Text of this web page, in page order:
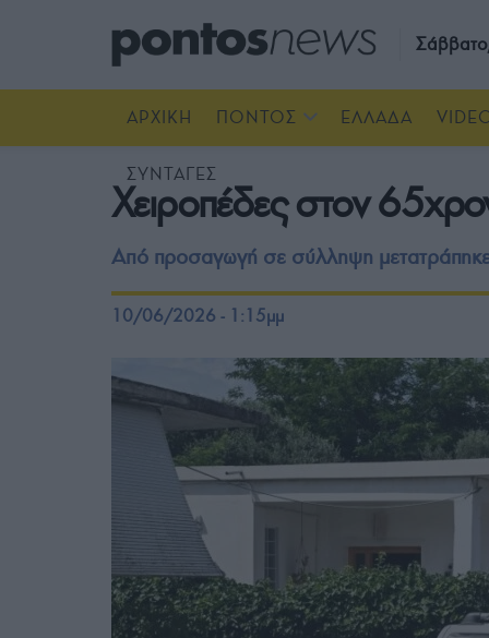
ΑΡΧΙΚΗ ΠΟΝΤΟΣ ΕΛΛΑΔΑ
ΣΥΝΤΑΓΕΣ
Χειροπέδες στον
Από προσαγωγή σε σύλληψη
10/06/2026 - 1:15μμ